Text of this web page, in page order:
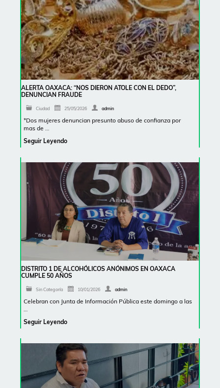
ALERTA OAXACA: “NOS DIERON ATOLE CON EL DEDO”,
DENUNCIAN FRAUDE
Ciudad 25/05/2026 admin
*Dos mujeres denuncian presunto abuso de confianza por
mas de …
Seguir Leyendo
DISTRITO 1 DE ALCOHÓLICOS ANÓNIMOS EN OAXACA
CUMPLE 50 AÑOS
Sin Categoría 10/01/2026 admin
Celebran con Junta de Información Pública este domingo a las
Seguir Leyendo